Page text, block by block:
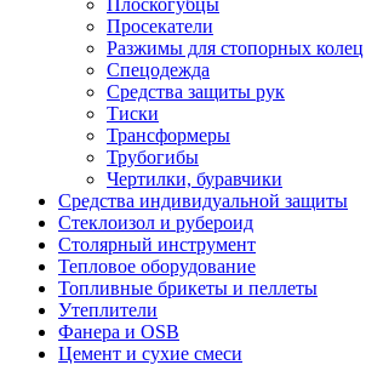
Плоскогубцы
Просекатели
Разжимы для стопорных колец
Спецодежда
Средства защиты рук
Тиски
Трансформеры
Трубогибы
Чертилки, буравчики
Средства индивидуальной защиты
Стеклоизол и рубероид
Столярный инструмент
Тепловое оборудование
Топливные брикеты и пеллеты
Утеплители
Фанера и OSB
Цемент и сухие смеси